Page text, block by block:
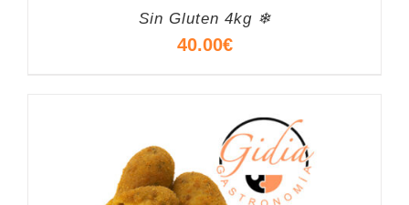
Sin Gluten 4kg ❄
40.00€